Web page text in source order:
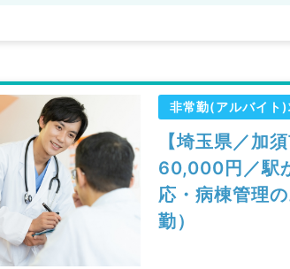
非常勤(アルバイト)
【埼玉県／加
60,000円／駅
応・病棟管理
勤）